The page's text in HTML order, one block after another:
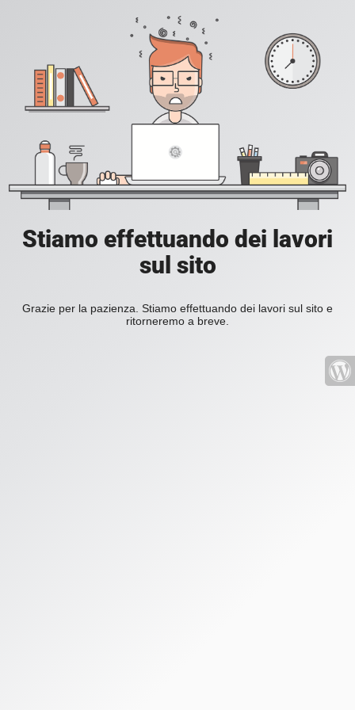
Stiamo effettuando dei lavori
sul sito
Grazie per la pazienza. Stiamo effettuando dei lavori sul sito e
ritorneremo a breve.